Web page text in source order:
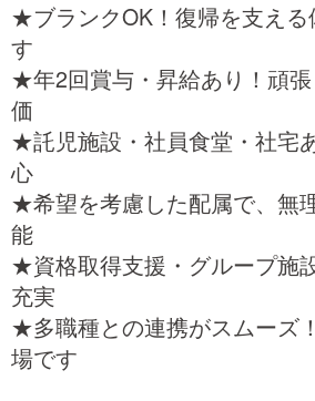
★ブランクOK！復帰を支える
す
★年2回賞与・昇給あり！頑
価
★託児施設・社員食堂・社宅
心
★希望を考慮した配属で、無
能
★資格取得支援・グループ施
充実
★多職種との連携がスムーズ
場です